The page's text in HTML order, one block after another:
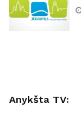
Anykšta TV: